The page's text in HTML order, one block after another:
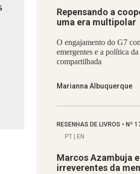
Repensando a
uma era multipolar
O engajamento do G7
emergentes e a política
compartilhada
Marianna Albuquerque
RESENHAS DE LIVROS • Nº
PT | EN
Marcos Azambuja
irreverentes da